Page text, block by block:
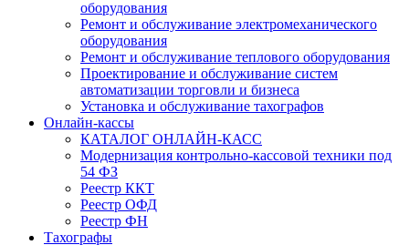
оборудования
Ремонт и обслуживание электромеханического
оборудования
Ремонт и обслуживание теплового оборудования
Проектирование и обслуживание систем
автоматизации торговли и бизнеса
Установка и обслуживание тахографов
Онлайн-кассы
КАТАЛОГ ОНЛАЙН-КАСС
Модернизация контрольно-кассовой техники под
54 ФЗ
Реестр ККТ
Реестр ОФД
Реестр ФН
Тахографы